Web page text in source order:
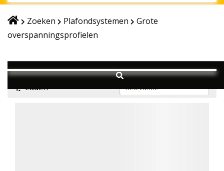
Zoeken Plafondsystemen
Grote
overspanningsprofielen
Laden